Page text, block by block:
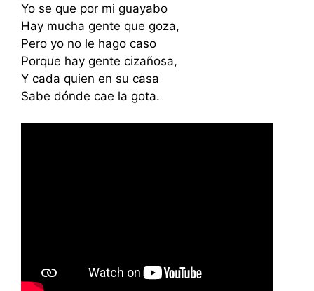
Yo se que por mi guayabo
Hay mucha gente que goza,
Pero yo no le hago caso
Porque hay gente cizañosa,
Y cada quien en su casa
Sabe dónde cae la gota.